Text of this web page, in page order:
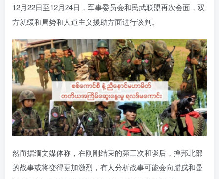
12月22日至12月24日，军事委员会和民武联盟再次会面，双
方就缓和局势和人道主义援助方面进行谈判。
然而据缅文媒体称，在刚刚结束的第三次和谈后，掸邦北部
的战事或将变得更加激烈，有人分析战事可能会向腊戌和曼